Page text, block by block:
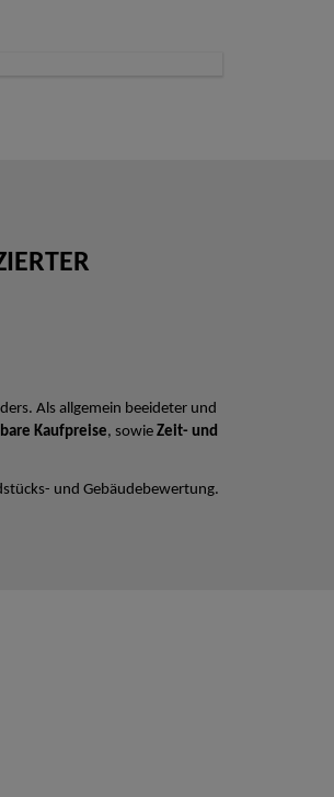
Als allgemein beeideter und
Kaufpreise, sowie Zeit- und
und Gebäudebewertung.